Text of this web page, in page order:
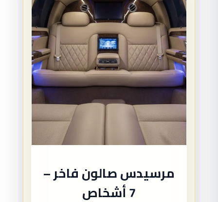
مرسيدس صالون فاخر –
7 أشخاص